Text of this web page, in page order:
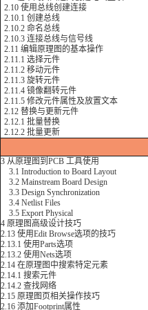
2.10 使用总线创建连接
2.10.1 创建总线
2.10.2 命名总线
2.10.3 连接总线与信号线
2.11 编辑原理图的基本操作
2.11.1 选择元件
2.11.2 移动元件
2.11.3 旋转元件
2.11.4 镜像翻转元件
2.11.5 修改元件属性及放置文本
2.12 替换与更新元件
2.12.1 批量替换
2.12.2 批量更新
3 从原理图到PCB 工具使用
3.1 Introduction to Board Layout
3.2 Mainstream Board Design
3.3 Design Synchronization
3.4 Netlist Files
3.5 Export Physical
4 原理图高级设计技巧
2.13 使用Edit Browse选项的技巧
2.13.1 使用Parts选项
2.13.2 使用Nets选项
2.14 在原理图中搜索特定元素
2.14.1 搜索元件
2.14.2 查找网络
2.15 原理图页相关操作技巧
2.16 添加Footprint属性